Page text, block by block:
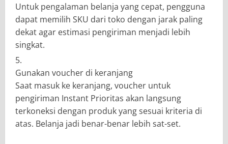
Untuk pengalaman belanja yang cepat, pengguna
dapat memilih SKU dari toko dengan jarak paling
dekat agar estimasi pengiriman menjadi lebih
singkat.
Gunakan voucher di keranjang
Saat masuk ke keranjang, voucher untuk
pengiriman Instant Prioritas akan langsung
terkoneksi dengan produk yang sesuai kriteria di
atas. Belanja jadi benar-benar lebih sat-set.